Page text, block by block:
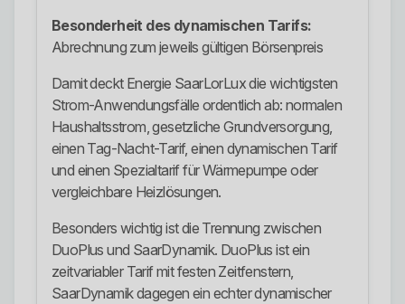
Besonderheit des dynamischen Tarifs:
Abrechnung zum jeweils gültigen Börsenpreis
Damit deckt Energie SaarLorLux die wichtigsten
Strom-Anwendungsfälle ordentlich ab: normalen
Haushaltsstrom, gesetzliche Grundversorgung,
einen Tag-Nacht-Tarif, einen dynamischen Tarif
und einen Spezialtarif für Wärmepumpe oder
vergleichbare Heizlösungen.
Besonders wichtig ist die Trennung zwischen
DuoPlus und SaarDynamik. DuoPlus ist ein
zeitvariabler Tarif mit festen Zeitfenstern,
SaarDynamik dagegen ein echter dynamischer